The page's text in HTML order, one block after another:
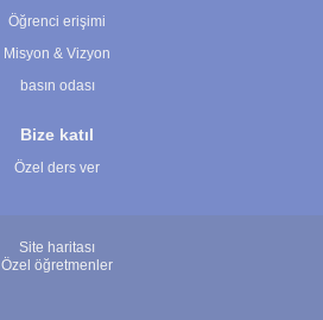
Öğrenci erişimi
Misyon & Vizyon
basın odası
Bize katıl
Özel ders ver
Site haritası
Özel öğretmenler